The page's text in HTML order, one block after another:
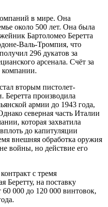
в мире. Она
около 500 лет. Она была
Бартоломео Беретта
Валь-Тромпия, что
296 дукатов за
арсенала. Счёт за
компании.
вторым пистолет-
Беретта производила
армии до 1943 года,
северная часть Италии
которая захватила
до капитуляции
внешняя обработка оружия
войны, но действие его
с тремя
Беретту, на поставку
000 до 120 000 винтовок,